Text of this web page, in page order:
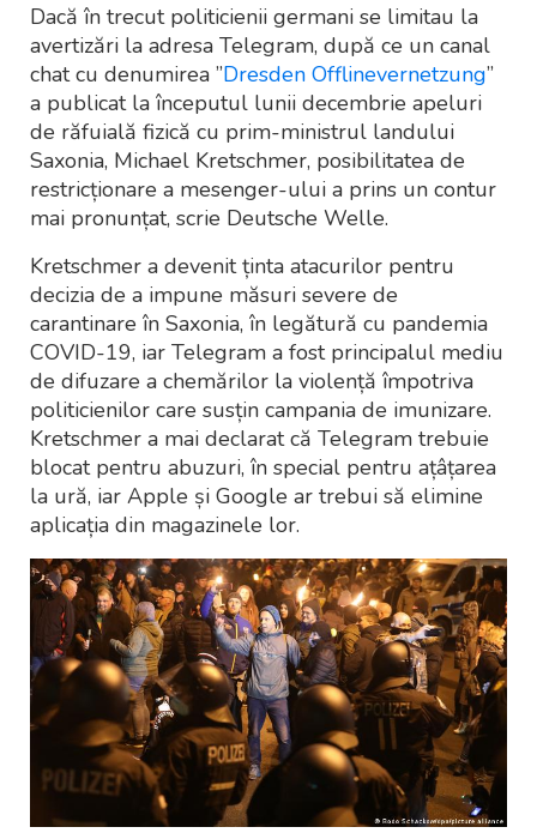
Dacă în trecut politicienii germani se limitau la
avertizări la adresa Telegram, după ce un canal
chat cu denumirea ”Dresden Offlinevernetzung”
a publicat la începutul lunii decembrie apeluri
de răfuială fizică cu prim-ministrul landului
Saxonia, Michael Kretschmer, posibilitatea de
restricționare a mesenger-ului a prins un contur
mai pronunțat, scrie Deutsche Welle.
Kretschmer a devenit ținta atacurilor pentru
decizia de a impune măsuri severe de
carantinare în Saxonia, în legătură cu pandemia
COVID-19, iar Telegram a fost principalul mediu
de difuzare a chemărilor la violență împotriva
politicienilor care susțin campania de imunizare.
Kretschmer a mai declarat că Telegram trebuie
blocat pentru abuzuri, în special pentru ațâțarea
la ură, iar Apple și Google ar trebui să elimine
aplicația din magazinele lor.